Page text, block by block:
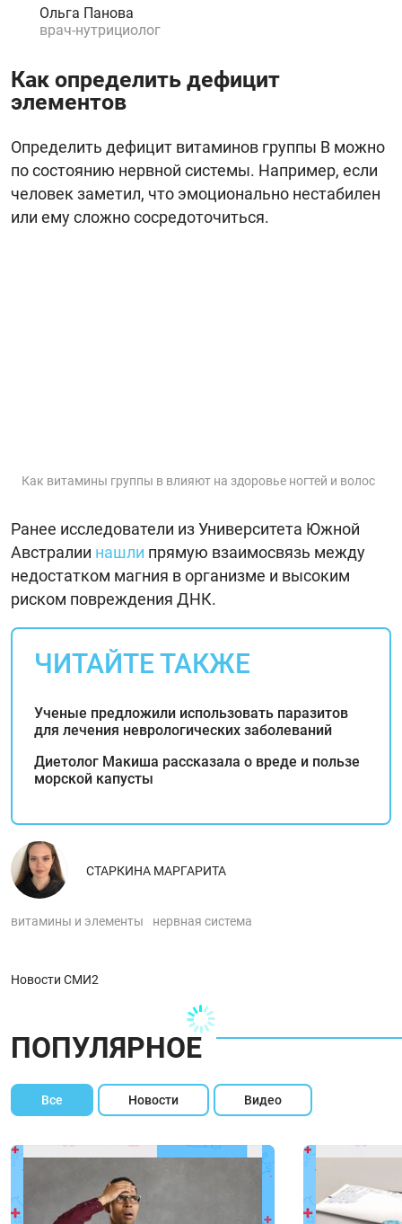
Ольга Панова
врач-нутрициолог
Как определить дефицит
элементов
Определить дефицит витаминов группы В можно
по состоянию нервной системы. Например, если
человек заметил, что эмоционально нестабилен
или ему сложно сосредоточиться.
Как витамины группы в влияют на здоровье ногтей и волос
Ранее исследователи из Университета Южной
Австралии нашли прямую взаимосвязь между
недостатком магния в организме и высоким
риском повреждения ДНК.
ЧИТАЙТЕ ТАКЖЕ
Ученые предложили использовать паразитов
для лечения неврологических заболеваний
Диетолог Макиша рассказала о вреде и пользе
морской капусты
СТАРКИНА МАРГАРИТА
витамины и элементы нервная система
Новости СМИ2
ПОПУЛЯРНОЕ
Все Новости Видео